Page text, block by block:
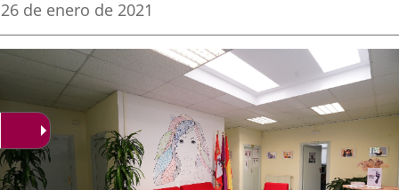
aplicación
externa.
aplicación
externa.
Fecha
la
noticia
26 de enero de 2021